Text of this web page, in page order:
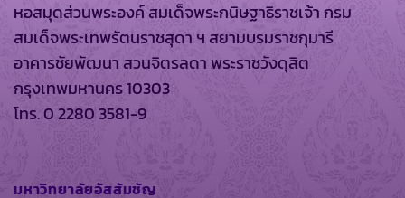
หอสมุดส่วนพระองค์ สมเด็จพระกนิษฐาธิราชเจ้า กรม
สมเด็จพระเทพรัตนราชสุดา ฯ สยามบรมราชกุมารี
อาคารชัยพัฒนา สวนจิตรลดา พระราชวังดุสิต
กรุงเทพมหานคร 10303
โทร. 0 2280 3581-9
มหาวิทยาลัยอัสสัมชัญ